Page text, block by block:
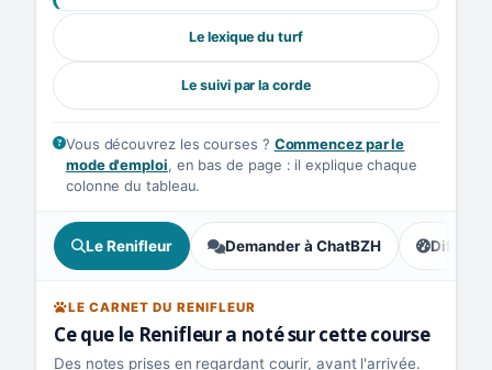
Le lexique du turf
Le suivi par la corde
Vous découvrez les courses ? Commencez par le
mode d'emploi, en bas de page : il explique chaque
colonne du tableau.
Le Renifleur Demander à ChatBZH ,
LE CARNET DU RENIFLEUR
Ce que le Renifleur a noté sur cette course
Des notes prises en regardant courir, avant l'arrivée.